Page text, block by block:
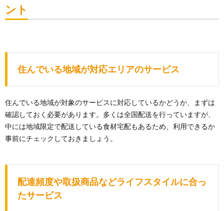
ント
住んでいる地域が対応エリアのサービス
住んでいる地域が対象のサービスに対応しているかどうか、まずは
確認しておく必要があります。多くは全国配送を行っていますが、
中には地域限定で配送している食材宅配もあるため、利用できるか
事前にチェックしておきましょう。
配達頻度や取扱商品などライフスタイルに合っ
たサービス